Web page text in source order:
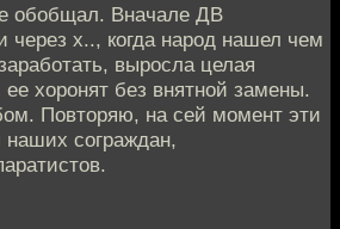
обобщал. Вначале ДВ
через х.., когда народ нашел чем
выросла целая
хоронят без внятной замены.
Повторяю, на сей момент эти
сограждан,